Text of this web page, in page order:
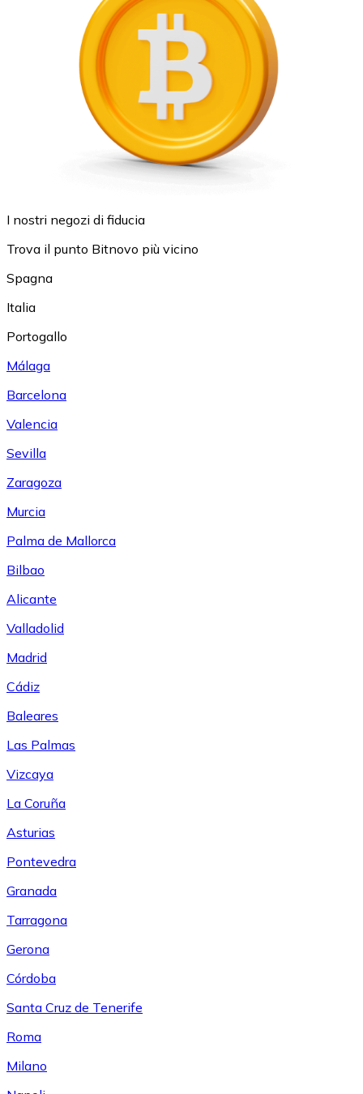
I nostri negozi di fiducia
Trova il punto Bitnovo più vicino
Spagna
Italia
Portogallo
Málaga
Barcelona
Valencia
Sevilla
Zaragoza
Murcia
Palma de Mallorca
Bilbao
Alicante
Valladolid
Madrid
Cádiz
Baleares
Las Palmas
Vizcaya
La Coruña
Asturias
Pontevedra
Granada
Tarragona
Gerona
Córdoba
Santa Cruz de Tenerife
Roma
Milano